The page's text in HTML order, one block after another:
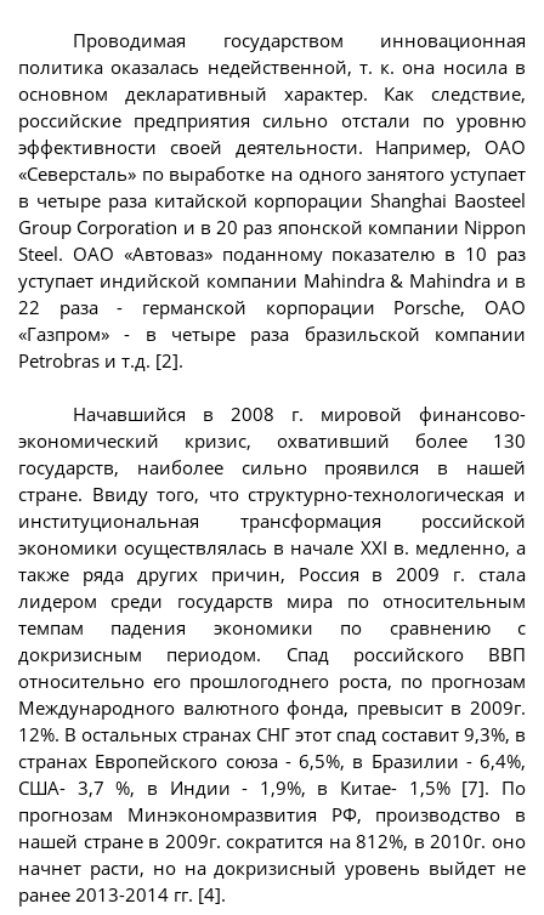
Проводимая государством инновационная
политика оказалась недейственной, т. к. она носила в
основном декларативный характер. Как следствие,
российские предприятия сильно отстали по уровню
эффективности своей деятельности. Например, ОАО
«Северсталь» по выработке на одного занятого уступает
в четыре раза китайской корпорации Shanghai Baosteel
Group Corporation и в 20 раз японской компании Nippon
Steel. ОАО «Автоваз» поданному показателю в 10 раз
уступает индийской компании Mahindra & Mahindra и в
22 раза - германской корпорации Porsche, ОАО
«Газпром» - в четыре раза бразильской компании
Petrobras и т.д. [2].
Начавшийся в 2008 г. мировой финансово-
экономический кризис, охвативший более 130
государств, наиболее сильно проявился в нашей
стране. Ввиду того, что структурно-технологическая и
институциональная трансформация российской
экономики осуществлялась в начале XXI в. медленно, а
также ряда других причин, Россия в 2009 г. стала
лидером среди государств мира по относительным
темпам падения экономики по сравнению с
докризисным периодом. Спад российского ВВП
относительно его прошлогоднего роста, по прогнозам
Международного валютного фонда, превысит в 2009г.
12%. В остальных странах СНГ этот спад составит 9,3%, в
странах Европейского союза - 6,5%, в Бразилии - 6,4%,
США- 3,7 %, в Индии - 1,9%, в Китае- 1,5% [7]. По
прогнозам Минэкономразвития РФ, производство в
нашей стране в 2009г. сократится на 812%, в 2010г. оно
начнет расти, но на докризисный уровень выйдет не
ранее 2013-2014 гг. [4].